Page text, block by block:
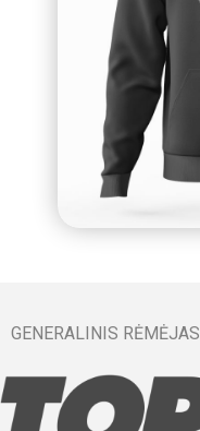
GENERALINIS RĖMĖJAS